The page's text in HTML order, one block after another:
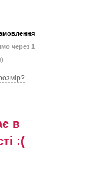
через 1
в
:(